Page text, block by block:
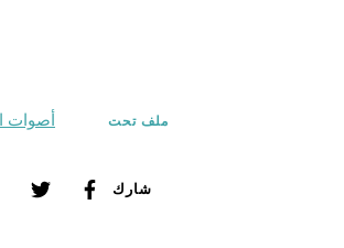
ملف تحت أصوات
شارك